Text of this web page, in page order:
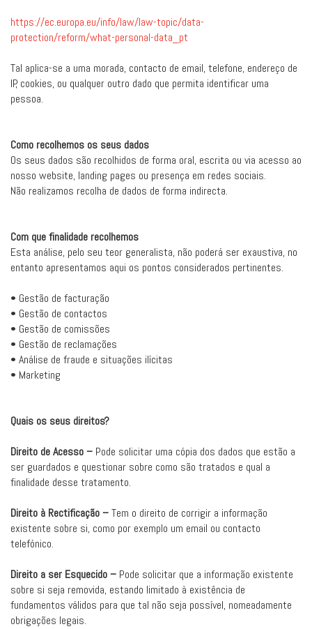
https://ec.europa.eu/info/law/law-topic/data-
protection/reform/what-personal-data_pt
Tal aplica-se a uma morada, contacto de email, telefone, endereço de
IP, cookies, ou qualquer outro dado que permita identificar uma
pessoa.
Como recolhemos os seus dados
Os seus dados são recolhidos de forma oral, escrita ou via acesso ao
nosso website, landing pages ou presença em redes sociais.
Não realizamos recolha de dados de forma indirecta.
Com que finalidade recolhemos
Esta análise, pelo seu teor generalista, não poderá ser exaustiva, no
entanto apresentamos aqui os pontos considerados pertinentes.
• Gestão de facturação
• Gestão de contactos
• Gestão de comissões
• Gestão de reclamações
• Análise de fraude e situações ilícitas
• Marketing
Quais os seus direitos?
Direito de Acesso – Pode solicitar uma cópia dos dados que estão a
ser guardados e questionar sobre como são tratados e qual a
finalidade desse tratamento.
Direito à Rectificação –Tem o direito de corrigir a informação
existente sobre si, como por exemplo um email ou contacto
telefónico.
Direito a ser Esquecido – Pode solicitar que a informação existente
sobre si seja removida, estando limitado à existência de
fundamentos válidos para que tal não seja possível, nomeadamente
obrigações legais.